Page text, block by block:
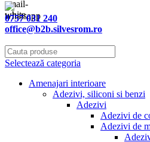
Number
0757 031 240
office@b2b.silvesrom.ro
Selectează categoria
Amenajari interioare
Adezivi, siliconi si benzi
Adezivi
Adezivi de
Adezivi de